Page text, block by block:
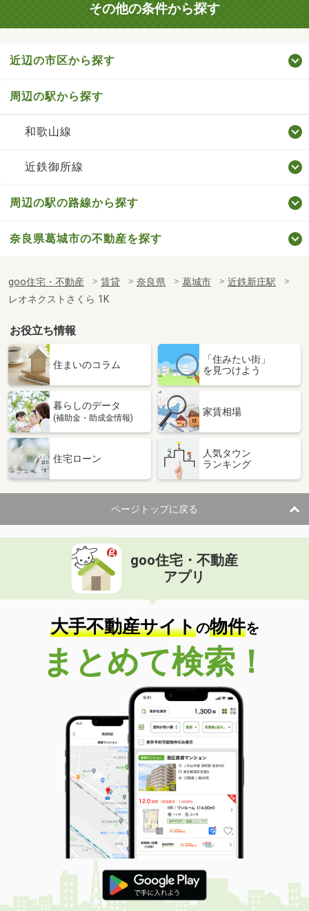
その他の条件から探す
近辺の市区から探す
周辺の駅から探す
和歌山線
近鉄御所線
周辺の駅の路線から探す
奈良県葛城市の不動産を探す
goo住宅・不動産 賃貸 奈良県 葛城市
近鉄新庄駅
レオネクストさくら 1K
お役立ち情報
住まいのコラム
「住みたい街」
を見つけよう
暮らしのデータ
(補助金・助成金情報)
家賃相場
住宅ローン
人気タウン
ランキング
ページトップに戻る
goo住宅・不動産
アプリ
大手不動産サイトの物件を
まとめて検索！